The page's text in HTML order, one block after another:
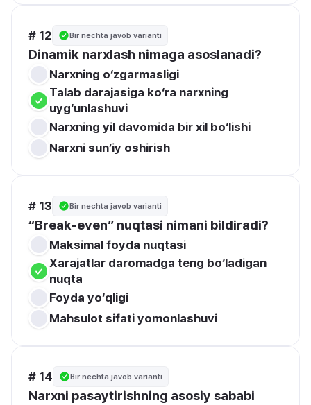
# 12 Bir nechta javob varianti
Dinamik narxlash nimaga asoslanadi?
Narxning o‘zgarmasligi
Talab darajasiga ko‘ra narxning
uyg‘unlashuvi
Narxning yil davomida bir xil bo‘lishi
Narxni sun’iy oshirish
# 13 Bir nechta javob varianti
“Break-even” nuqtasi nimani bildiradi?
Maksimal foyda nuqtasi
Xarajatlar daromadga teng bo‘ladigan
nuqta
Foyda yo‘qligi
Mahsulot sifati yomonlashuvi
# 14 Bir nechta javob varianti
Narxni pasaytirishning asosiy sababi